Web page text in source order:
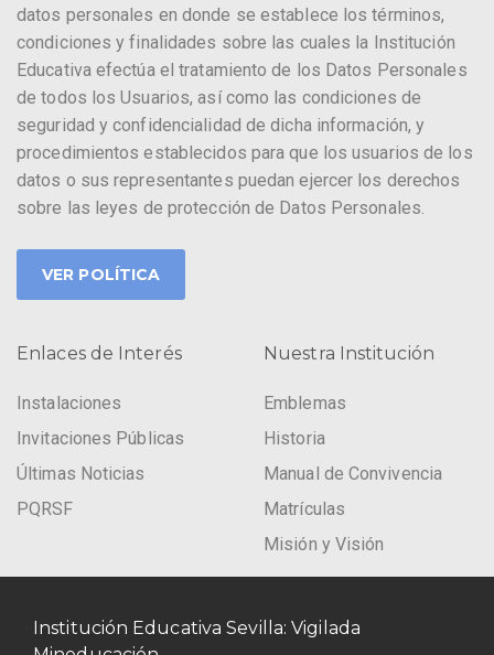
datos personales en donde se establece los términos,
condiciones y finalidades sobre las cuales la Institución
Educativa efectúa el tratamiento de los Datos Personales
de todos los Usuarios, así como las condiciones de
seguridad y confidencialidad de dicha información, y
procedimientos establecidos para que los usuarios de los
datos o sus representantes puedan ejercer los derechos
sobre las leyes de protección de Datos Personales.
VER POLÍTICA
Enlaces de Interés
Instalaciones
Invitaciones Públicas
Últimas Noticias
PQRSF
Nuestra Institución
Emblemas
Historia
Manual de Convivencia
Matrículas
Misión y Visión
Institución Educativa Sevilla: Vigilada